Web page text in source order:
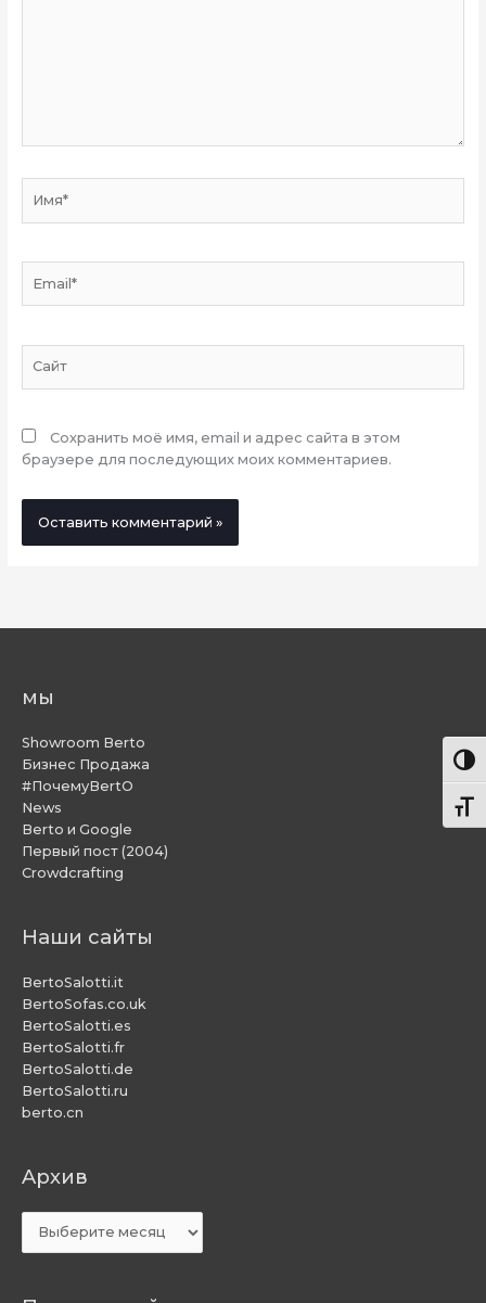
Сохранить моё имя, email и адрес сайта в этом
браузере для последующих моих комментариев.
мы
Showroom Berto
Бизнес Продажа
#ПочемуBertO
News
Berto и Google
Первый пост (2004)
Crowdcrafting
Наши сайты
BertoSalotti.it
BertoSofas.co.uk
BertoSalotti.es
BertoSalotti.fr
BertoSalotti.de
BertoSalotti.ru
berto.cn
Aрхив
Aрхив